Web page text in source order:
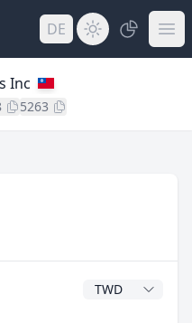
DE
Inc
5263